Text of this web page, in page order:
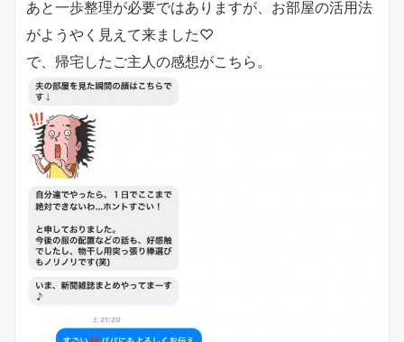
あと一歩整理が必要ではありますが、お部屋の活用法
がようやく見えて来ました♡
で、帰宅したご主人の感想がこちら。